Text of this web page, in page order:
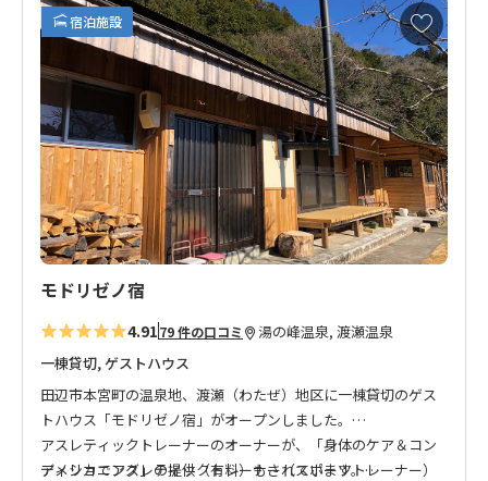
宿泊施設
お
気
に
入
り
に
追
加
モドリゼノ宿
4.9179 件の口コミ
湯の峰温泉, 渡瀬温泉
一棟貸切, ゲストハウス
田辺市本宮町の温泉地、渡瀬（わたぜ）地区に一棟貸切のゲス
トハウス「モドリゼノ宿」がオープンしました。
アメリカでアスレティックトレーナー（スポーツトレーナー）
アスレティックトレーナーのオーナーが、「身体のケア＆コン
ディショニング」の提供（有料）もされています。